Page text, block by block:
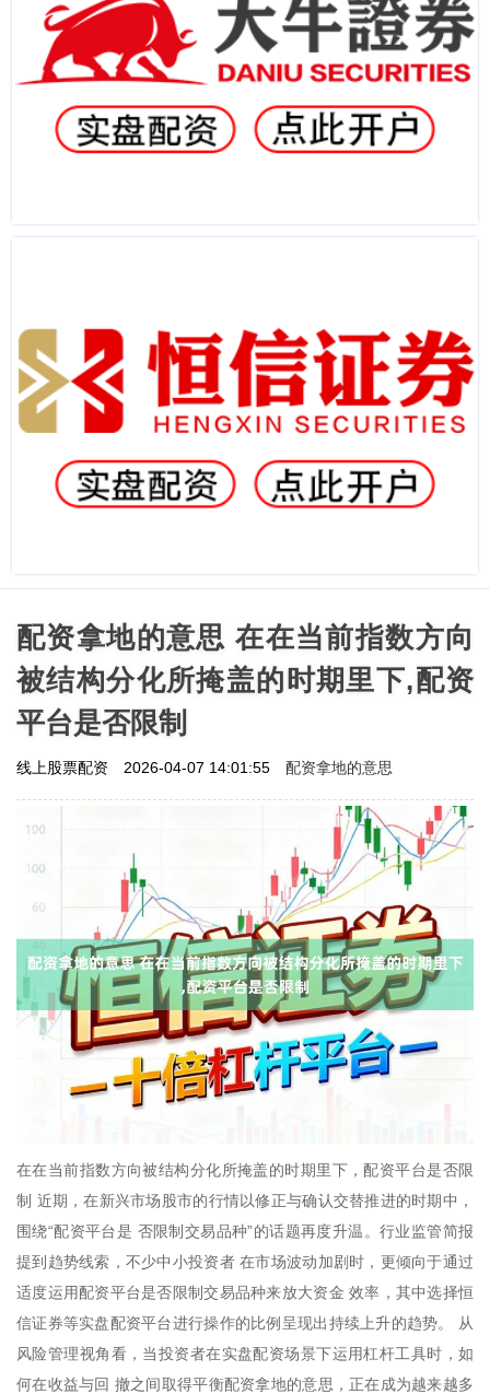
配资拿地的意思 在在当前指数方向
被结构分化所掩盖的时期里下,配资
平台是否限制
线上股票配资 2026-04-07 14:01:55 配资拿地的意思
在在当前指数方向被结构分化所掩盖的时期里下，配资平台是否限
制 近期，在新兴市场股市的行情以修正与确认交替推进的时期中，
围绕“配资平台是 否限制交易品种”的话题再度升温。行业监管简报
提到趋势线索，不少中小投资者 在市场波动加剧时，更倾向于通过
适度运用配资平台是否限制交易品种来放大资金 效率，其中选择恒
信证券等实盘配资平台进行操作的比例呈现出持续上升的趋势。 从
风险管理视角看，当投资者在实盘配资场景下运用杠杆工具时，如
何在收益与回 撤之间取得平衡配资拿地的意思，正在成为越来越多